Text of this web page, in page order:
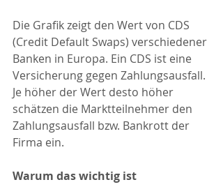
Die Grafik zeigt den Wert von CDS
(Credit Default Swaps) verschiedener
Banken in Europa. Ein CDS ist eine
Versicherung gegen Zahlungsausfall.
Je höher der Wert desto höher
schätzen die Marktteilnehmer den
Zahlungsausfall bzw. Bankrott der
Firma ein.
Warum das wichtig ist